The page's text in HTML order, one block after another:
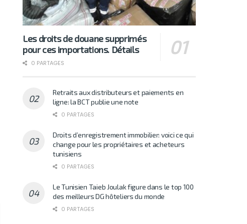
Les droits de douane supprimés
pour ces importations. Détails
0 PARTAGES
Retraits aux distributeurs et paiements en
ligne: la BCT publie une note
0 PARTAGES
Droits d’enregistrement immobilier: voici ce qui
change pour les propriétaires et acheteurs
tunisiens
0 PARTAGES
Le Tunisien Taieb Joulak figure dans le top 100
des meilleurs DG hôteliers du monde
0 PARTAGES